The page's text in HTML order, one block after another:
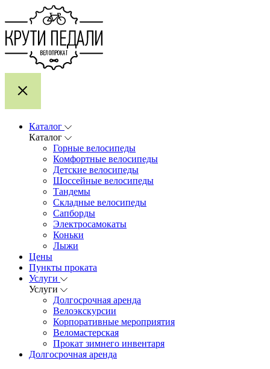
Каталог
Каталог
Горные велосипеды
Комфортные велосипеды
Детские велосипеды
Шоссейные велосипеды
Тандемы
Складные велосипеды
Сапборды
Электросамокаты
Коньки
Лыжи
Цены
Пункты проката
Услуги
Услуги
Долгосрочная аренда
Велоэкскурсии
Корпоративные мероприятия
Веломастерская
Прокат зимнего инвентаря
Долгосрочная аренда